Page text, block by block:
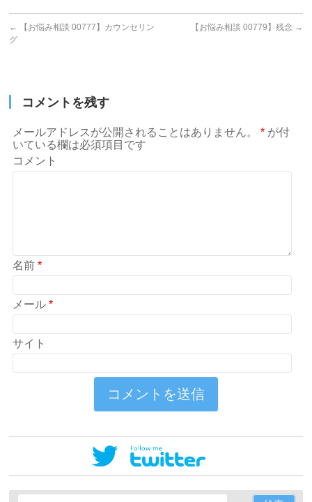
←
【お悩み相談 00777】カウンセリン
グ
【お悩み相談 00779】残念 →
コメントを残す
メールアドレスが公開されることはありません。 * が付
いている欄は必須項目です
コメント
名前*
メール*
サイト